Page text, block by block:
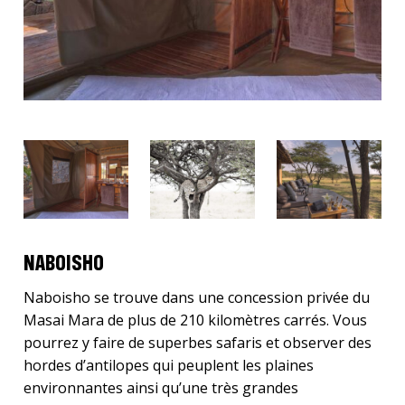
NABOISHO
Naboisho se trouve dans une concession privée du
Masai Mara de plus de 210 kilomètres carrés. Vous
pourrez y faire de superbes safaris et observer des
hordes d’antilopes qui peuplent les plaines
environnantes ainsi qu’une très grandes